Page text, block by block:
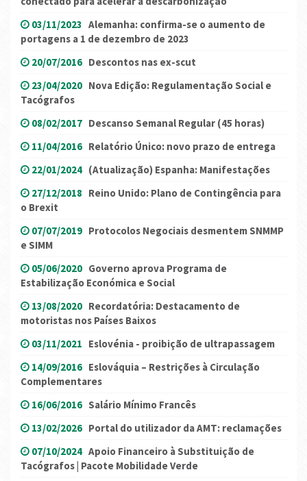
03/11/2023 Alemanha: confirma-se o aumento de
portagens a 1 de dezembro de 2023
20/07/2016 Descontos nas ex-scut
23/04/2020 Nova Edição: Regulamentação Social e
Tacógrafos
08/02/2017 Descanso Semanal Regular (45 horas)
11/04/2016 Relatório Único: novo prazo de entrega
22/01/2024 (Atualização) Espanha: Manifestações
27/12/2018 Reino Unido: Plano de Contingência para
o Brexit
07/07/2019 Protocolos Negociais desmentem SNMMP
e SIMM
05/06/2020 Governo aprova Programa de
Estabilização Económica e Social
13/08/2020 Recordatória: Destacamento de
motoristas nos Países Baixos
03/11/2021 Eslovénia - proibição de ultrapassagem
14/09/2016 Eslováquia – Restrições à Circulação
Complementares
16/06/2016 Salário Mínimo Francês
13/02/2026 Portal do utilizador da AMT: reclamações
07/10/2024 Apoio Financeiro à Substituição de
Tacógrafos | Pacote Mobilidade Verde